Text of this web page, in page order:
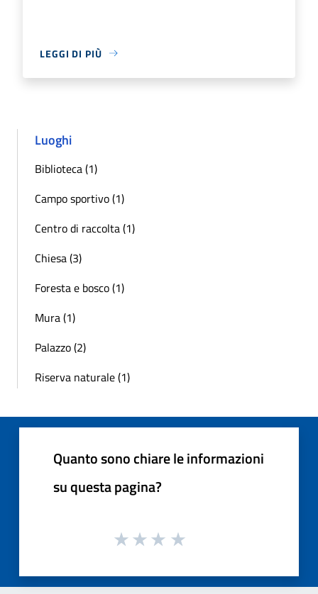
LEGGI DI PIÙ
Luoghi
Biblioteca (1)
Campo sportivo (1)
Centro di raccolta (1)
Chiesa (3)
Foresta e bosco (1)
Mura (1)
Palazzo (2)
Riserva naturale (1)
Quanto sono chiare le informazioni
su questa pagina?